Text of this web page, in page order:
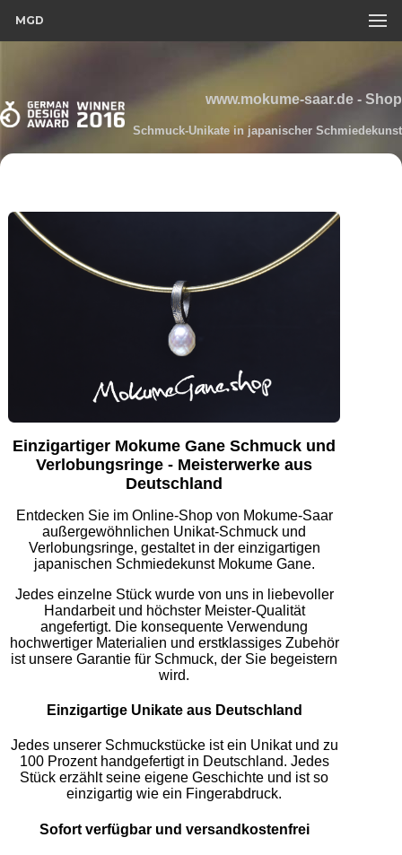
MGD
www.mokume-saar.de - Shop
Schmuck-Unikate in japanischer Schmiedekunst
Einzigartiger Mokume Gane Schmuck und
Verlobungsringe - Meisterwerke aus
Deutschland
Entdecken Sie im Online-Shop von Mokume-Saar
außergewöhnlichen Unikat-Schmuck und
Verlobungsringe, gestaltet in der einzigartigen
japanischen Schmiedekunst Mokume Gane.
Jedes einzelne Stück wurde von uns in liebevoller
Handarbeit und höchster Meister-Qualität
angefertigt. Die konsequente Verwendung
hochwertiger Materialien und erstklassiges Zubehör
ist unsere Garantie für Schmuck, der Sie begeistern
wird.
Einzigartige Unikate aus Deutschland
Jedes unserer Schmuckstücke ist ein Unikat und zu
100 Prozent handgefertigt in Deutschland. Jedes
Stück erzählt seine eigene Geschichte und ist so
einzigartig wie ein Fingerabdruck.
Sofort verfügbar und versandkostenfrei